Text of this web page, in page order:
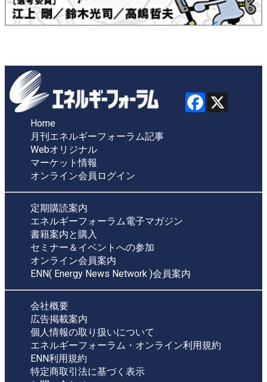
Home
月刊エネルギーフォーラム記事
Webオリジナル
マーケット情報
オンライン会員ログイン
定期購読案内
エネルギーフォーラム電子マガジン
書籍案内と購入
セミナー＆イベントへの参加
オンライン会員案内
ENN( Energy News Network )会員案内
会社概要
広告掲載案内
個人情報の取り扱いについて
エネルギーフォーラム・オンライン利用規約
ENN利用規約
特定商取引法に基づく表示